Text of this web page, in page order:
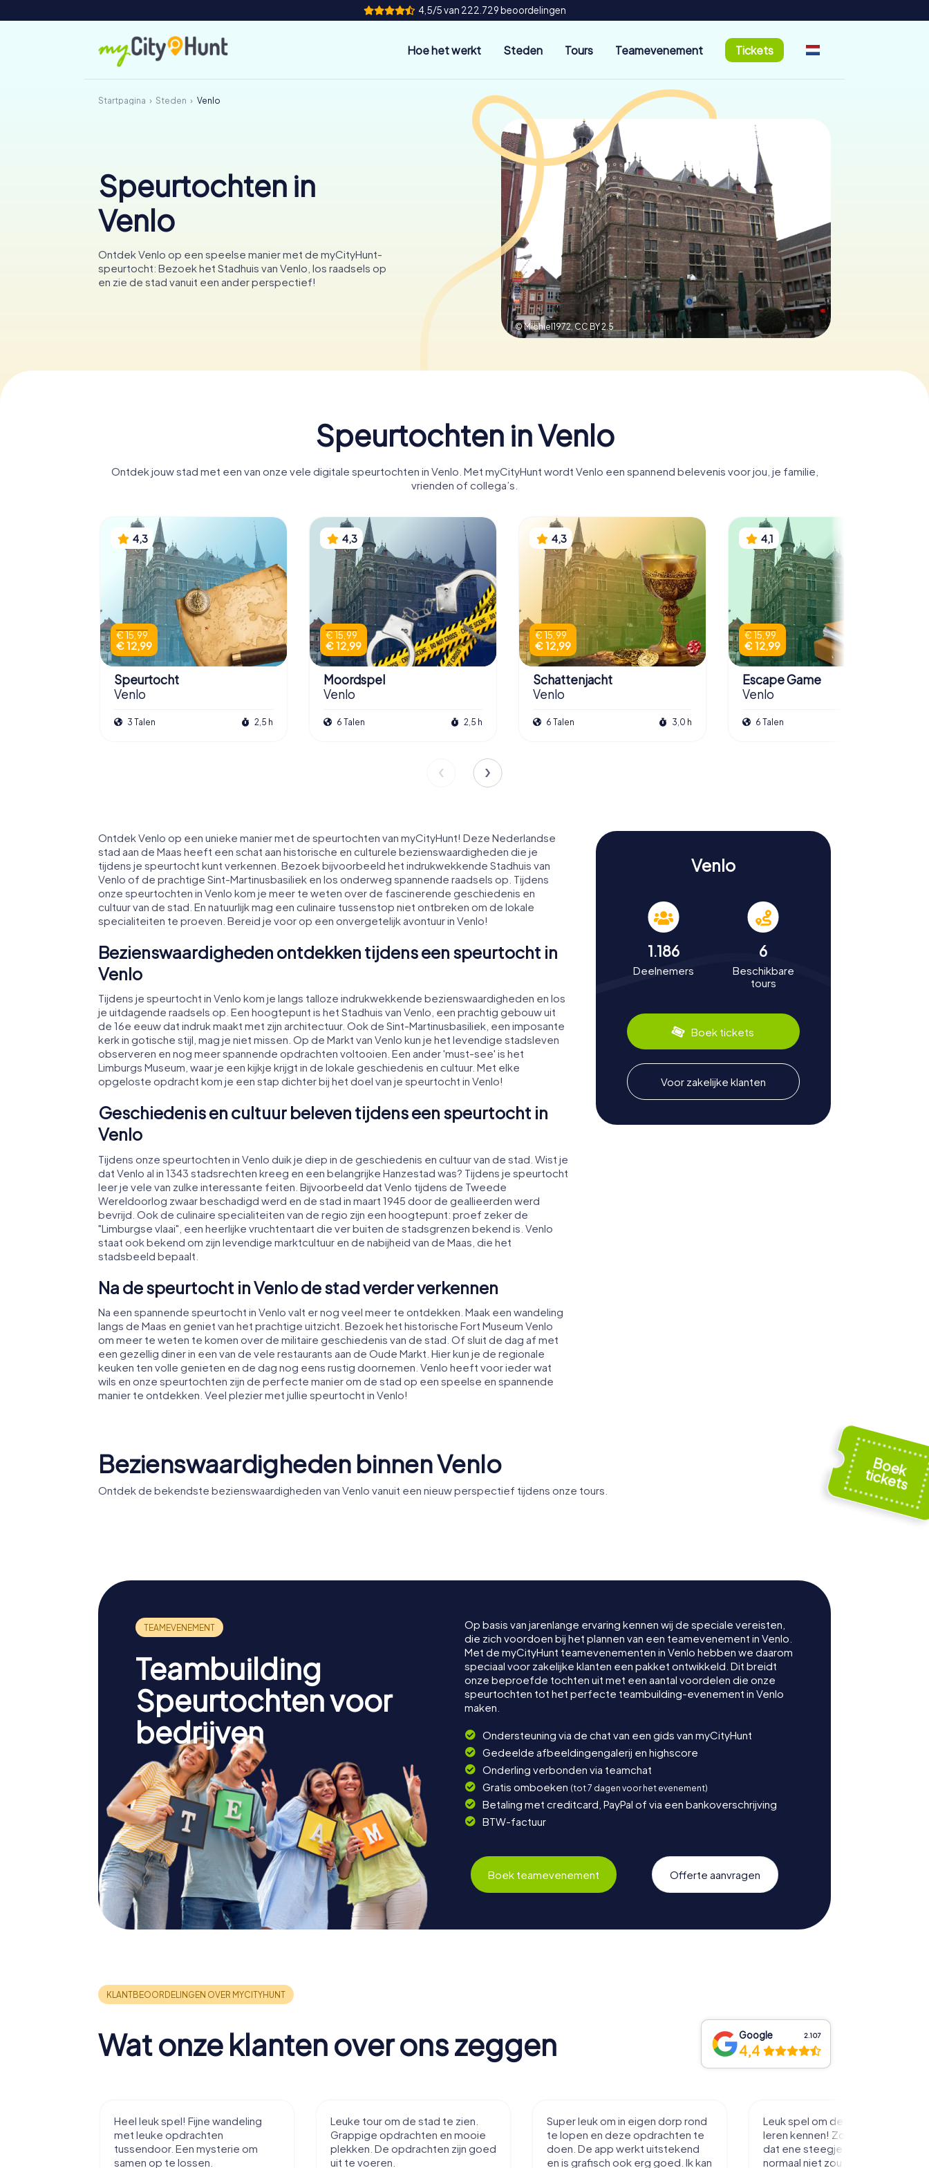
4,5/5 van 222.729 beoordelingen
Hoe het werkt Steden Tours Teamevenement Tickets
Startpagina Steden Venlo
Speurtochten in
Venlo
Ontdek Venlo op een speelse manier met de myCityHunt-
speurtocht: Bezoek het Stadhuis van Venlo, los raadsels op
en zie de stad vanuit een ander perspectief!
© Michiel1972,CC BY 2.5
Speurtochten in Venlo
Ontdek jouw stad met een van onze vele digitale speurtochten in Venlo. Met myCityHunt wordt Venlo een spannend belevenis voor jou, je familie,
vrienden of collega’s.
4,3
€ 15,99
€ 12,99
Speurtocht
Venlo
3 Talen 2,5 h
4,3
€ 15,99
€ 12,99
Moordspel
Venlo
6 Talen 2,5 h
4,3
€ 15,99
€ 12,99
Schattenjacht
Venlo
6 Talen 3,0 h
4,1
€ 15,99
€ 12,99
Escape Game
Venlo
6 Talen
Ontdek Venlo op een unieke manier met de speurtochten van myCityHunt! Deze Nederlandse
stad aan de Maas heeft een schat aan historische en culturele bezienswaardigheden die je
tijdens je speurtocht kunt verkennen. Bezoek bijvoorbeeld het indrukwekkende Stadhuis van
Venlo of de prachtige Sint-Martinusbasiliek en los onderweg spannende raadsels op. Tijdens
onze speurtochten in Venlo kom je meer te weten over de fascinerende geschiedenis en
cultuur van de stad. En natuurlijk mag een culinaire tussenstop niet ontbreken om de lokale
specialiteiten te proeven. Bereid je voor op een onvergetelijk avontuur in Venlo!
Bezienswaardigheden ontdekken tijdens een speurtocht in
Venlo
Tijdens je speurtocht in Venlo kom je langs talloze indrukwekkende bezienswaardigheden en los
je uitdagende raadsels op. Een hoogtepunt is het Stadhuis van Venlo, een prachtig gebouw uit
de 16e eeuw dat indruk maakt met zijn architectuur. Ook de Sint-Martinusbasiliek, een imposante
kerk in gotische stijl, mag je niet missen. Op de Markt van Venlo kun je het levendige stadsleven
observeren en nog meer spannende opdrachten voltooien. Een ander 'must-see' is het
Limburgs Museum, waar je een kijkje krijgt in de lokale geschiedenis en cultuur. Met elke
opgeloste opdracht kom je een stap dichter bij het doel van je speurtocht in Venlo!
Geschiedenis en cultuur beleven tijdens een speurtocht in
Venlo
Tijdens onze speurtochten in Venlo duik je diep in de geschiedenis en cultuur van de stad. Wist je
dat Venlo al in 1343 stadsrechten kreeg en een belangrijke Hanzestad was? Tijdens je speurtocht
leer je vele van zulke interessante feiten. Bijvoorbeeld dat Venlo tijdens de Tweede
Wereldoorlog zwaar beschadigd werd en de stad in maart 1945 door de geallieerden werd
bevrijd. Ook de culinaire specialiteiten van de regio zijn een hoogtepunt: proef zeker de
"Limburgse vlaai", een heerlijke vruchtentaart die ver buiten de stadsgrenzen bekend is. Venlo
staat ook bekend om zijn levendige marktcultuur en de nabijheid van de Maas, die het
stadsbeeld bepaalt.
Na de speurtocht in Venlo de stad verder verkennen
Na een spannende speurtocht in Venlo valt er nog veel meer te ontdekken. Maak een wandeling
langs de Maas en geniet van het prachtige uitzicht. Bezoek het historische Fort Museum Venlo
om meer te weten te komen over de militaire geschiedenis van de stad. Of sluit de dag af met
een gezellig diner in een van de vele restaurants aan de Oude Markt. Hier kun je de regionale
keuken ten volle genieten en de dag nog eens rustig doornemen. Venlo heeft voor ieder wat
wils en onze speurtochten zijn de perfecte manier om de stad op een speelse en spannende
manier te ontdekken. Veel plezier met jullie speurtocht in Venlo!
Venlo
1.186
Deelnemers
6
Beschikbare
tours
Boek tickets
Voor zakelijke klanten
Bezienswaardigheden binnen Venlo
Ontdek de bekendste bezienswaardigheden van Venlo vanuit een nieuw perspectief tijdens onze tours.
Teambuilding
Speurtochten voor
bedrijven
Op basis van jarenlange ervaring kennen wij de speciale vereisten,
die zich voordoen bij het plannen van een teamevenement in Venlo.
Met de myCityHunt teamevenementen in Venlo hebben we daarom
speciaal voor zakelijke klanten een pakket ontwikkeld. Dit breidt
onze beproefde tochten uit met een aantal voordelen die onze
speurtochten tot het perfecte teambuilding-evenement in Venlo
maken.
Ondersteuning via de chat van een gids van myCityHunt
Gedeelde afbeeldingengalerij en highscore
Onderling verbonden via teamchat
Gratis omboeken (tot 7 dagen voor het evenement)
Betaling met creditcard, PayPal of via een bankoverschrijving
BTW-factuur
Boek teamevenement Offerte aanvragen
Wat onze klanten over ons zeggen Google 2.107
4,4
Heel leuk spel! Fijne wandeling
met leuke opdrachten
tussendoor. Een mysterie om
samen op te lossen.
Leuke tour om de stad te zien.
Grappige opdrachten en mooie
plekken. De opdrachten zijn goed
uit te voeren.
Super leuk om in eigen dorp rond
te lopen en deze opdrachten te
doen. De app werkt uitstekend
en is grafisch ook erg goed. Ik kan
Leuk spel om de stad mee te
leren kennen! Zo loop je toch net
dat ene steegje in je je misschien
normaal niet zou inlopen.